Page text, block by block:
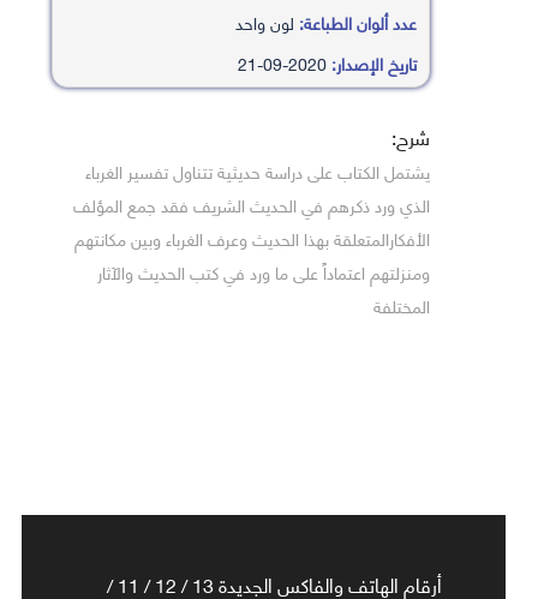
عدد ألوان الطباعة: لون واحد
تاريخ الإصدار:
شرح:
يشتمل الكتاب على دراسة حديثية تتناول تفسير الغرباء
الذي ورد ذكرهم في الحديث الشريف فقد جمع المؤلف
الأفكارالمتعلقة بهذا الحديث وعرف الغرباء وبين مكانتهم
ومنزلتهم اعتماداً على ما ورد في كتب الحديث والآثار
المختلفة
أرقام الهاتف والفاكس الجديدة 13 / 12 / 11 /